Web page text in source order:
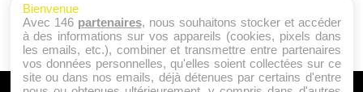
Bienvenue
Avec 146 partenaires, nous souhaitons stocker et accéder
à des informations sur vos appareils (cookies, pixels dans
les emails, etc.), combiner et transmettre entre partenaires
vos données personnelles, qu'elles soient collectées sur ce
site ou dans nos emails, déjà détenues par certains d'entre